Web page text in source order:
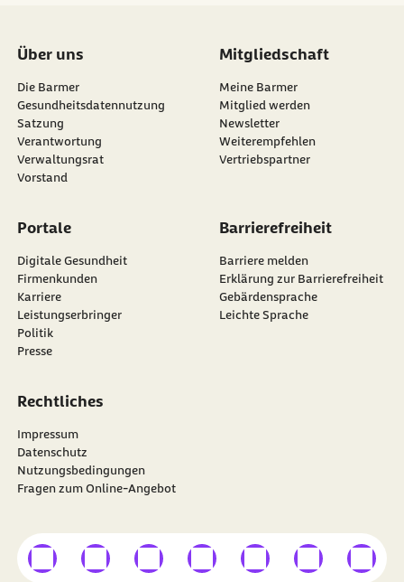
Über uns
Die Barmer
Gesundheitsdatennutzung
Satzung
Verantwortung
Verwaltungsrat
Vorstand
Mitgliedschaft
Meine Barmer
Mitglied werden
Newsletter
externer Link:
Weiterempfehlen
Vertriebspartner
Portale
Digitale Gesundheit
Firmenkunden
Karriere
Leistungserbringer
Politik
Presse
Barrierefreiheit
Barriere melden
Erklärung zur Barrierefreiheit
Gebärdensprache
Leichte Sprache
Rechtliches
Impressum
Datenschutz
Nutzungsbedingungen
Fragen zum Online-Angebot
Besuchen Sie dieBARMER auf
externer Linkexterner Linkexterner Linkexterner Linkexterner Linkexterner Link